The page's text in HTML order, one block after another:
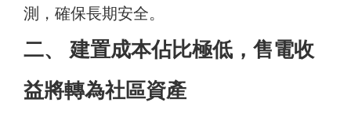
測，確保長期安全。
二、 建置成本佔比極低，售電收
益將轉為社區資產